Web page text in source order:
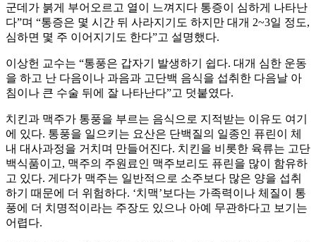
군데가 붉게 부어오르고 열이 느껴지다 통증이 심하게 나타난
다”며 “통증은 몇 시간 뒤 사라지기도 하지만 대개 2~3일 정도,
심하면 몇 주 이어지기도 한다”고 설명했다.
이상헌 교수는 “통풍은 갑자기 발생하기 쉽다. 대개 심한 운동
을 하고 난 다음이나 과음과 고단백 음식을 섭취한 다음날 아
침이나 큰 수술 뒤에 잘 나타난다”고 덧붙였다.
치킨과 맥주가 통풍을 부르는 음식으로 지적받는 이유도 여기
에 있다. 통풍을 일으키는 요산은 단백질의 일종인 퓨린이 체
내 대사과정을 거치며 만들어진다. 치킨을 비롯한 육류는 고단
백식품이고, 맥주의 주원료인 맥주보리도 퓨린을 많이 함유하
고 있다. 게다가 맥주는 일반적으로 소주보다 많은 양을 섭취
하기 때문에 더 위험하다. ‘치맥’보다는 가족력이나 체질이 통
풍에 더 치명적이라는 주장도 있으나 아예 무관하다고 보기는
어렵다.